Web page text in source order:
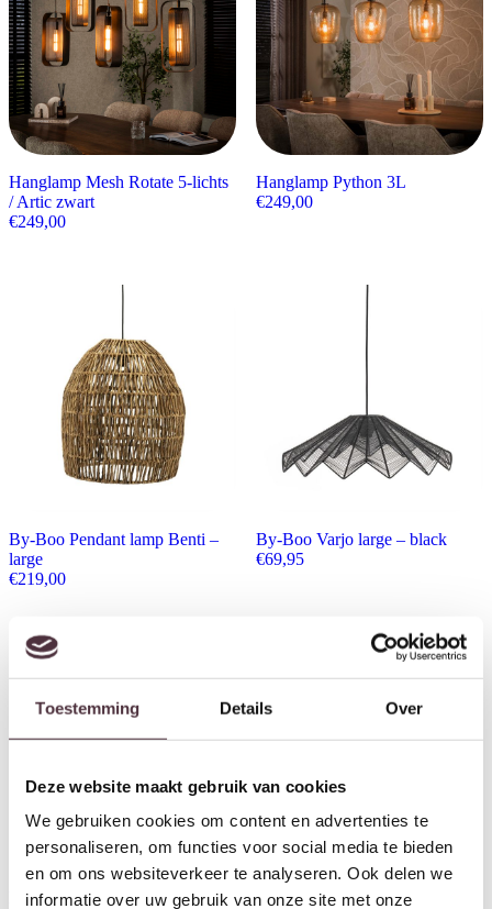
Toestemming Details Over
Deze website maakt gebruik van cookies
We gebruiken cookies om content en advertenties te
personaliseren, om functies voor social media te bieden
en om ons websiteverkeer te analyseren. Ook delen we
informatie over uw gebruik van onze site met onze
Hanglamp Mesh Rotate 5-lichts
/ Artic zwart
€249,00
Hanglamp Python 3L
€249,00
By-Boo Pendant lamp Benti –
large
€219,00
By-Boo Varjo large – black
€69,95
By-Boo Pendant lamp Sana
Richmond Interiors Hanglamp